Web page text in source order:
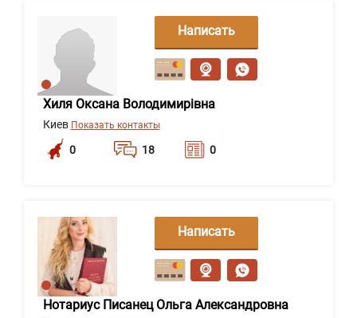
Хиля Оксана Володимирівна
Киев Показать контакты
0 18 0
Написать
сообщение
Нотариус Писанец Ольга Александровна
Написать
сообщение